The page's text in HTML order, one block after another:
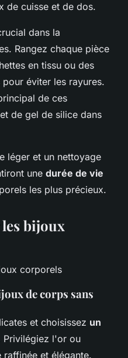
de cuisse et de dos.
dans la
Rangez chaque pièce
en tissu ou des
éviter les rayures.
de ces
de gel de silice dans
léger et un nettoyage
une durée de vie
les plus précieux.
bijoux
de corps sans
et choisissez un
Privilégiez l'or ou
et élégante.